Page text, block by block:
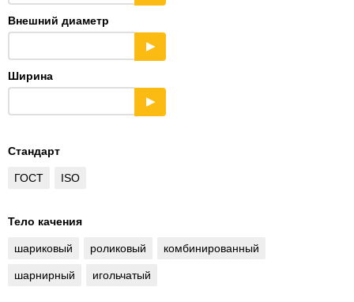
Внешний диаметр
▶
Ширина
▶
Стандарт
ГОСТ ISO
Тело качения
шариковый роликовый комбинированный
шарнирный игольчатый